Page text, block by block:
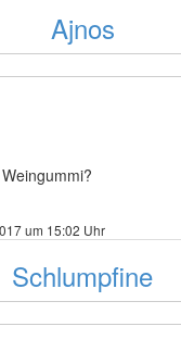
Ajnos
um 15:02 Uhr
Schlumpfine